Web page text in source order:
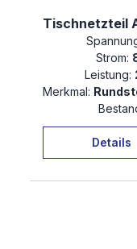
Tischnetzteil
Strom:
Leistung:
Merkmal:
Details